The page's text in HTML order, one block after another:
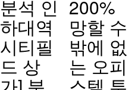
분석 인
하대역
시티필
드 상
200%
망할 수
밖에 없
는 오피